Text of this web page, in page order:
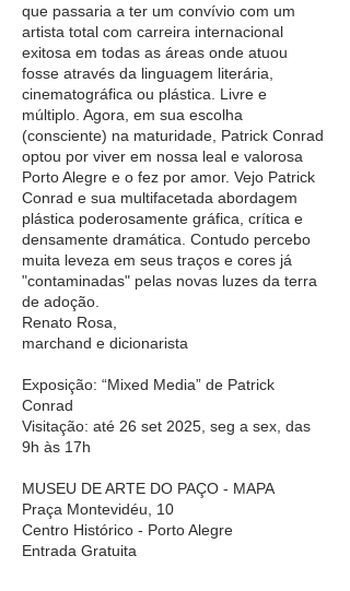
que passaria a ter um convívio com um
artista total com carreira internacional
exitosa em todas as áreas onde atuou
fosse através da linguagem literária,
cinematográfica ou plástica. Livre e
múltiplo. Agora, em sua escolha
(consciente) na maturidade, Patrick Conrad
optou por viver em nossa leal e valorosa
Porto Alegre e o fez por amor. Vejo Patrick
Conrad e sua multifacetada abordagem
plástica poderosamente gráfica, crítica e
densamente dramática. Contudo percebo
muita leveza em seus traços e cores já
"contaminadas" pelas novas luzes da terra
de adoção.
Renato Rosa,
marchand e dicionarista
Exposição: “Mixed Media” de Patrick
Conrad
Visitação: até 26 set 2025, seg a sex, das
9h às 17h
MUSEU DE ARTE DO PAÇO - MAPA
Praça Montevidéu, 10
Centro Histórico - Porto Alegre
Entrada Gratuita